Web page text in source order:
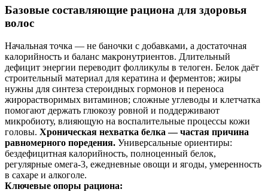
Базовые составляющие рациона для здоровья
волос
Начальная точка — не баночки с добавками, а достаточная
калорийность и баланс макронутриентов. Длительный
дефицит энергии переводит фолликулы в телоген. Белок даёт
строительный материал для кератина и ферментов; жиры
нужны для синтеза стероидных гормонов и переноса
жирорастворимых витаминов; сложные углеводы и клетчатка
помогают держать глюкозу ровной и поддерживают
микробиоту, влияющую на воспалительные процессы кожи
головы. Хроническая нехватка белка — частая причина
равномерного поредения. Универсальные ориентиры:
бездефицитная калорийность, полноценный белок,
регулярные омега‑3, ежедневные овощи и ягоды, умеренность
в сахаре и алкоголе.
Ключевые опоры рациона: